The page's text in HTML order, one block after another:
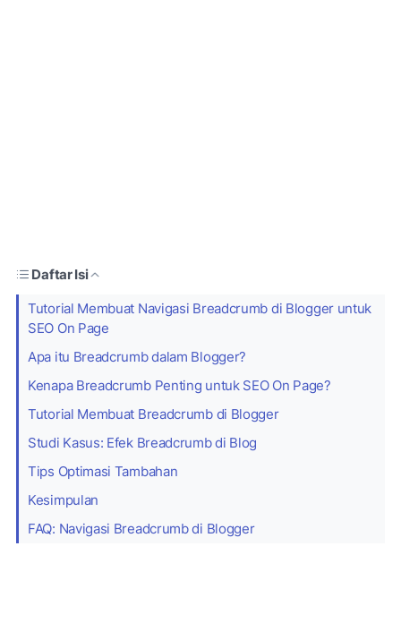
Daftar Isi
Tutorial Membuat Navigasi Breadcrumb di Blogger untuk
SEO On Page
Apa itu Breadcrumb dalam Blogger?
Kenapa Breadcrumb Penting untuk SEO On Page?
Tutorial Membuat Breadcrumb di Blogger
Studi Kasus: Efek Breadcrumb di Blog
Tips Optimasi Tambahan
Kesimpulan
FAQ: Navigasi Breadcrumb di Blogger